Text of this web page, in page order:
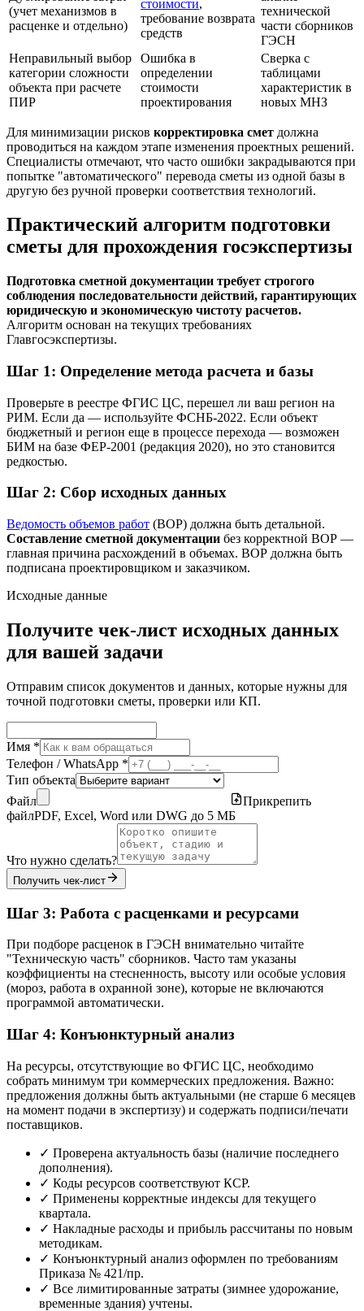
(учет механизмов в
расценке и отдельно)
стоимости,
требование возврата
средств
технической
части сборников
ГЭСН
Неправильный выбор
категории сложности
объекта при расчете
ПИР
Ошибка в
определении
стоимости
проектирования
Сверка с
таблицами
характеристик в
новых МНЗ
Для минимизации рисков корректировка смет должна
проводиться на каждом этапе изменения проектных решений.
Специалисты отмечают, что часто ошибки закрадываются при
попытке "автоматического" перевода сметы из одной базы в
другую без ручной проверки соответствия технологий.
Практический алгоритм подготовки
сметы для прохождения госэкспертизы
Подготовка сметной документации требует строгого
соблюдения последовательности действий, гарантирующих
юридическую и экономическую чистоту расчетов.
Алгоритм основан на текущих требованиях
Главгосэкспертизы.
Шаг 1: Определение метода расчета и базы
Проверьте в реестре ФГИС ЦС, перешел ли ваш регион на
РИМ. Если да — используйте ФСНБ-2022. Если объект
бюджетный и регион еще в процессе перехода — возможен
БИМ на базе ФЕР-2001 (редакция 2020), но это становится
редкостью.
Шаг 2: Сбор исходных данных
Ведомость объемов работ (ВОР) должна быть детальной.
Составление сметной документации без корректной ВОР —
главная причина расхождений в объемах. ВОР должна быть
подписана проектировщиком и заказчиком.
Исходные данные
Получите чек-лист исходных данных
для вашей задачи
Отправим список документов и данных, которые нужны для
точной подготовки сметы, проверки или КП.
Имя *
Телефон / WhatsApp *
Тип объекта
Файл
Прикрепить
файлPDF, Excel, Word или DWG до 5 МБ
Что нужно сделать?
Получить чек-лист
Шаг 3: Работа с расценками и ресурсами
При подборе расценок в ГЭСН внимательно читайте
"Техническую часть" сборников. Часто там указаны
коэффициенты на стесненность, высоту или особые условия
(мороз, работа в охранной зоне), которые не включаются
программой автоматически.
Шаг 4: Конъюнктурный анализ
На ресурсы, отсутствующие во ФГИС ЦС, необходимо
собрать минимум три коммерческих предложения. Важно:
предложения должны быть актуальными (не старше 6 месяцев
на момент подачи в экспертизу) и содержать подписи/печати
поставщиков.
✓ Проверена актуальность базы (наличие последнего
дополнения).
✓ Коды ресурсов соответствуют КСР.
✓ Применены корректные индексы для текущего
квартала.
✓ Накладные расходы и прибыль рассчитаны по новым
методикам.
✓ Конъюнктурный анализ оформлен по требованиям
Приказа № 421/пр.
✓ Все лимитированные затраты (зимнее удорожание,
временные здания) учтены.